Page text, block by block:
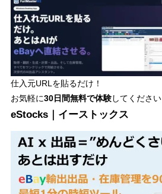
仕入元URLを貼るだけ！
お気軽に30日間無料で体験してください
eStocks｜イーストックス